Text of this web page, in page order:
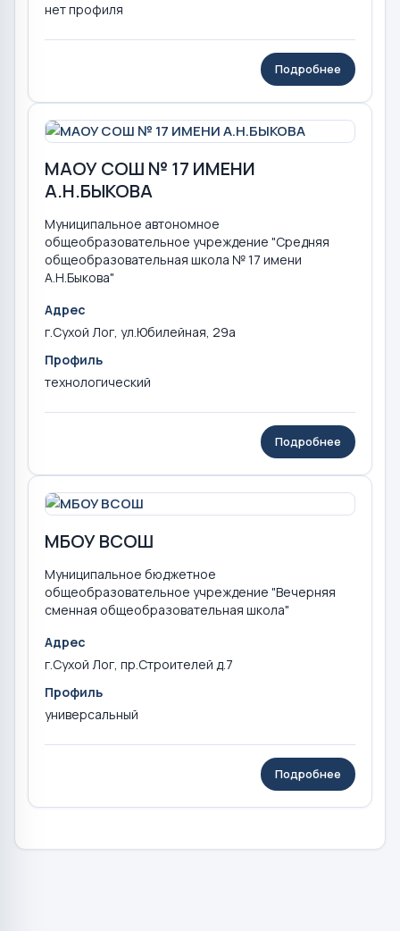
нет профиля
Подробнее
МАОУ СОШ № 17 ИМЕНИ
А.Н.БЫКОВА
Муниципальное автономное
общеобразовательное учреждение "Средняя
общеобразовательная школа № 17 имени
А.Н.Быкова"
Адрес
г.Сухой Лог, ул.Юбилейная, 29а
Профиль
технологический
Подробнее
МБОУ ВСОШ
Муниципальное бюджетное
общеобразовательное учреждение "Вечерняя
сменная общеобразовательная школа"
Адрес
г.Сухой Лог, пр.Строителей д.7
Профиль
универсальный
Подробнее